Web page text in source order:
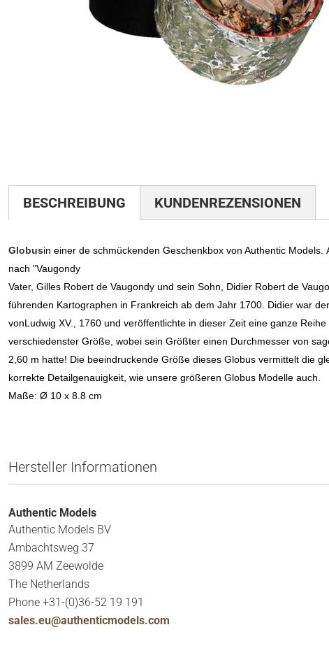
Möbel und Anrichten Tischuhren
Wanduhren
BESCHREIBUNG KUNDENREZENSIONEN
Globusin einer de schmückenden Geschenkbox von Authentic Models.
nach "Vaugondy
Vater, Gilles Robert de Vaugondy und sein Sohn, Didier Robert de
führenden Kartographen in Frankreich ab dem Jahr 1700. Didier war
vonLudwig XV., 1760 und veröffentlichte in dieser Zeit eine ganze Reihe
verschiedenster Größe, wobei sein Größter einen Durchmesser von
2,60 m hatte! Die beeindruckende Größe dieses Globus vermittelt die
korrekte Detailgenauigkeit, wie unsere größeren Globus Modelle auch.
Maße: Ø 10 x 8.8 cm
Hersteller Informationen
Authentic Models
Authentic Models BV
Ambachtsweg 37
3899 AM Zeewolde
The Netherlands
Phone +31-(0)36-52 19 191
sales.eu@authenticmodels.com